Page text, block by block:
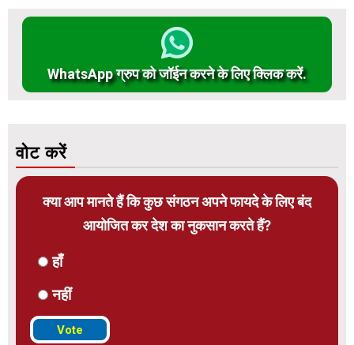
WhatsApp ग्रुप को जॉईन करने के लिए क्लिक करें.
वोट करें
क्या आप मानते हैं कि कुछ संगठन अपने फायदे के लिए बंद
आयोजित कर देश का नुकसान करते हैं?
हाँ
नहीं